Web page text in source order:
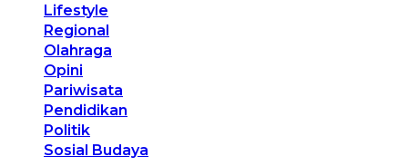
Lifestyle
Regional
Olahraga
Opini
Pariwisata
Pendidikan
Politik
Sosial Budaya